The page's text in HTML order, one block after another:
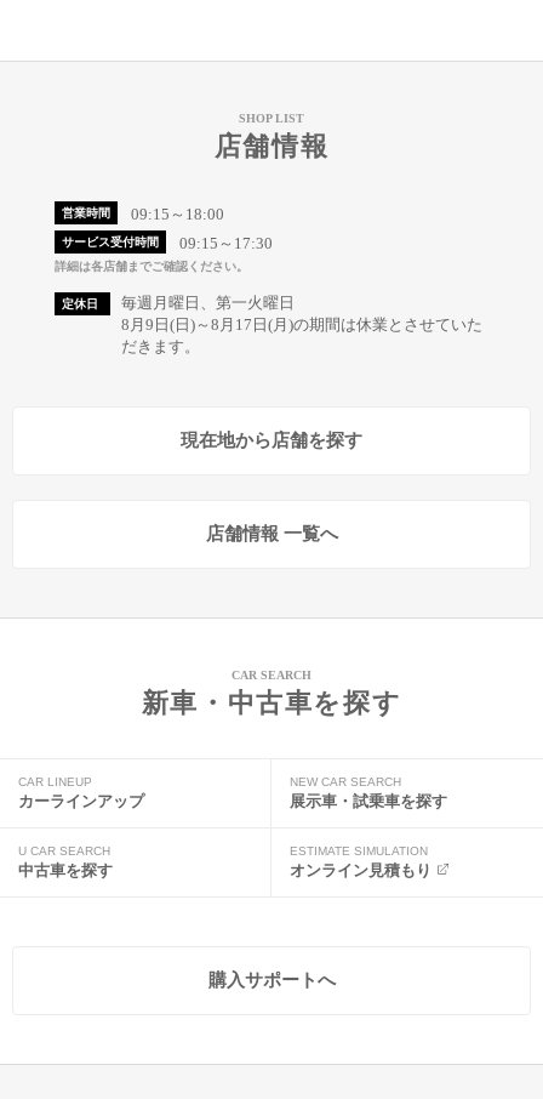
SHOP LIST
店舗情報
営業時間 09:15～18:00
サービス受付時間 09:15～17:30
詳細は各店舗までご確認ください。
定休日
毎週月曜日、第一火曜日
8月9日(日)～8月17日(月)の期間は休業とさせていた
だきます。
現在地から店舗を探す
店舗情報 一覧へ
CAR SEARCH
新車・中古車を探す
CAR LINEUP
カーラインアップ
NEW CAR SEARCH
展示車・試乗車を探す
U CAR SEARCH
中古車を探す
ESTIMATE SIMULATION
オンライン見積もり
購入サポートへ